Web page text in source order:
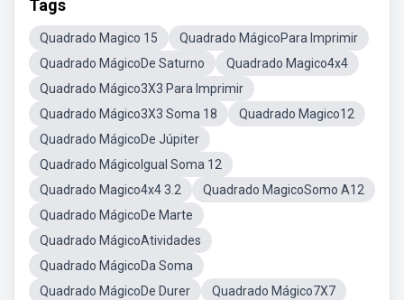
Tags
Quadrado Magico 15
Quadrado MágicoPara Imprimir
Quadrado MágicoDe Saturno
Quadrado Magico4x4
Quadrado Mágico3X3 Para Imprimir
Quadrado Mágico3X3 Soma 18
Quadrado Magico12
Quadrado MágicoDe Júpiter
Quadrado MágicoIgual Soma 12
Quadrado Magico4x4 3.2
Quadrado MagicoSomo A12
Quadrado MágicoDe Marte
Quadrado MágicoAtividades
Quadrado MágicoDa Soma
Quadrado MágicoDe Durer
Quadrado Mágico7X7